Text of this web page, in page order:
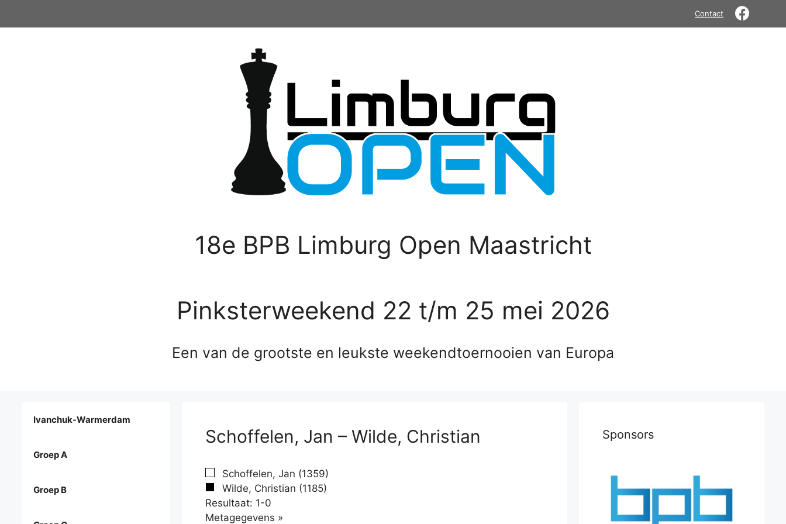
Contact
18e BPB Limburg Open Maastricht
Pinksterweekend 22 t/m 25 mei 2026
Een van de grootste en leukste weekendtoernooien van Europa
Schoffelen, Jan – Wilde, Christian
Schoffelen, Jan (1359)
Wilde, Christian (1185)
Resultaat: 1-0
Metagegevens »
Ivanchuk-Warmerdam
Groep A
Groep B
Sponsors